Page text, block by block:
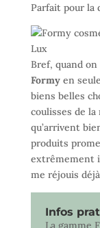
Parfait pour la
Bref, quand
Formyen
biens belles
coulisses de la
qu’arrivent
produits
extrêmement
me réjouis
Infos
La gamme